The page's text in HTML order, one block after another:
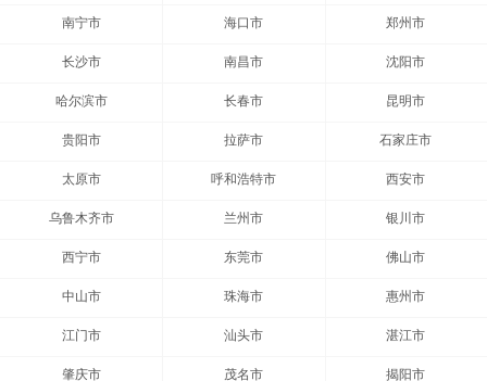
南宁市 海口市 郑州市
长沙市 南昌市 沈阳市
哈尔滨市 长春市 昆明市
贵阳市 拉萨市 石家庄市
太原市 呼和浩特市 西安市
乌鲁木齐市 兰州市 银川市
西宁市 东莞市 佛山市
中山市 珠海市 惠州市
江门市 汕头市 湛江市
肇庆市 茂名市 揭阳市